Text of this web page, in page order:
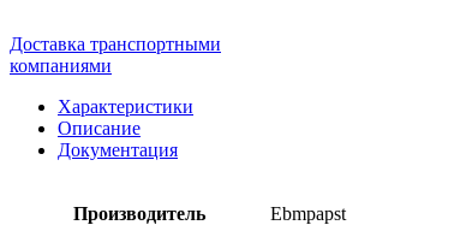
Доставка транспортными
компаниями
Характеристики
Описание
Документация
Производитель Ebmpapst